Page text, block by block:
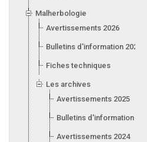
Malherbologie
Avertissements 2026
Bulletins d'information 2026
Fiches techniques
Les archives
Avertissements 2025
Bulletins d'information
Avertissements 2024